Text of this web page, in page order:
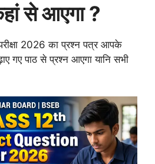
से आएगा ?
2026 का प्रश्न पत्र आपके
गए पाठ से प्रश्न आएगा यानि सभी